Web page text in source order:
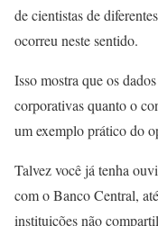
de cientistas de
ocorreu neste sentido.
Isso mostra que os
corporativas quanto o
um exemplo prático do
Talvez você já tenha
com o Banco Central,
instituições não